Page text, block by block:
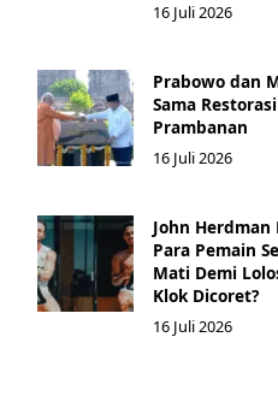
16 Juli 2026
Prabowo dan
Sama
Prambanan
16 Juli 2026
John
Para Pemain
Mati Demi
Klok Dicoret?
16 Juli 2026